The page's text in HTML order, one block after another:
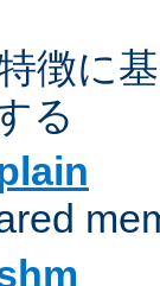
徴に
る